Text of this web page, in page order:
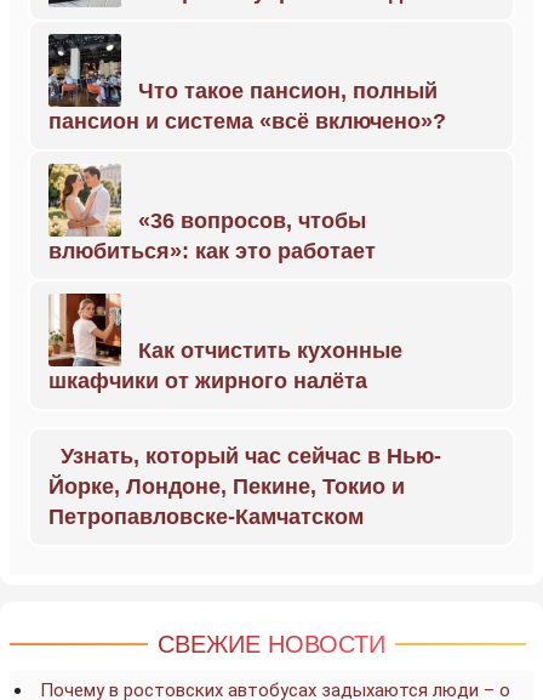
Что такое пансион, полный
пансион и система «всё включено»?
«36 вопросов, чтобы
влюбиться»: как это работает
Как отчистить кухонные
шкафчики от жирного налёта
Узнать, который час сейчас в Нью-
Йорке, Лондоне, Пекине, Токио и
Петропавловске-Камчатском
СВЕЖИЕ НОВОСТИ
Почему в ростовских автобусах задыхаются люди – о